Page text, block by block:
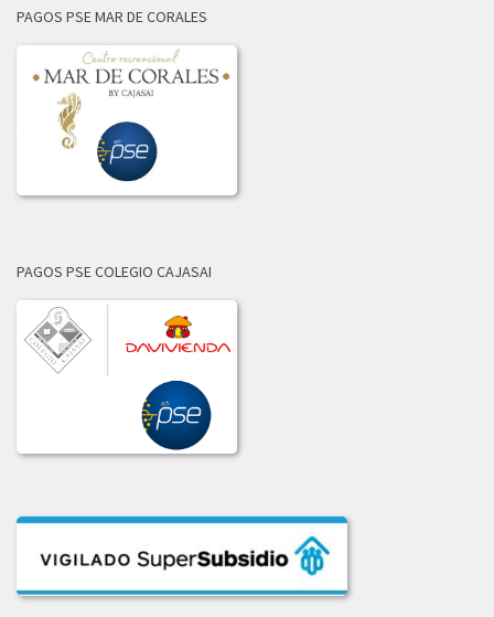
LICITACION_003_DE_2021.pdf
LICITACION_DE_OFERTAS_001-2021.pdf
LICITACION_DE_OFERTAS_002-2021.PDF
COMUNICADO_ADJUDICACION_LIC_No_002-2020.pdf
COMUNICADO_ADJ_LIC-003_2020.PDF
INFORME_LICITACION_OFERTAS_004-2020.pdf
INFORME_LIC_OFERTAS_001-2020.pdf
LICITACION_004-2020.pdf
PAGOS PSE MAR DE CORALES
PAGOS PSE COLEGIO CAJASAI